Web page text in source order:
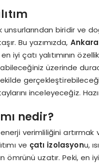
unsurlarından biridir ve
Bu yazımızda, Ankara
iyi çatı yalıtımının
üzerinde
şekilde
inceleyeceğiz.
nedir?
enerji verimliliğini
ve çatı izolasyonu,
ömrünü uzatır. Peki, en